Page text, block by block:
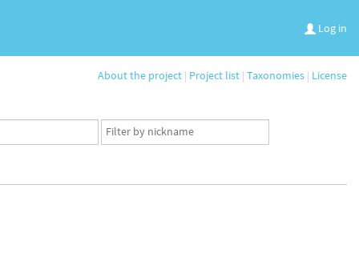
Log in
About the project | Project list | Taxonomies | License
App
user